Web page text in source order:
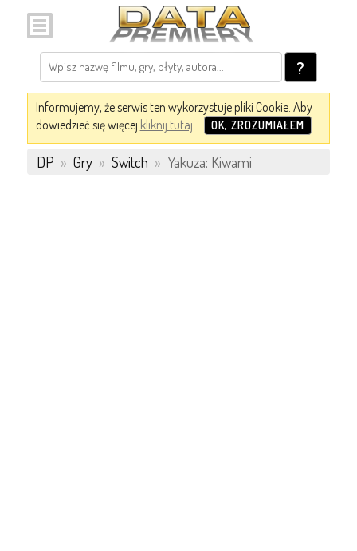
?
Informujemy, że serwis ten wykorzystuje pliki Cookie. Aby
dowiedzieć się więcej kliknij tutaj. OK, ZROZUMIAŁEM
DP » Gry » Switch » Yakuza: Kiwami